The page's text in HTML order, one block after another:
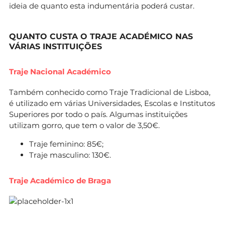
ideia de quanto esta indumentária poderá custar.
QUANTO CUSTA O TRAJE ACADÉMICO NAS
VÁRIAS INSTITUIÇÕES
Traje Nacional Académico
Também conhecido como Traje Tradicional de Lisboa,
é utilizado em várias Universidades, Escolas e Institutos
Superiores por todo o país. Algumas instituições
utilizam gorro, que tem o valor de 3,50€.
Traje feminino: 85€;
Traje masculino: 130€.
Traje Académico de Braga